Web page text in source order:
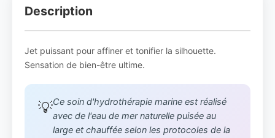
Description
Jet puissant pour affiner et tonifier la silhouette.
Sensation de bien-être ultime.
💡Ce soin d'hydrothérapie marine est réalisé
avec de l'eau de mer naturelle puisée au
large et chauffée selon les protocoles de la